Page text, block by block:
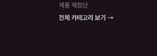
제품 체험단
전체 카테고리 보기 →